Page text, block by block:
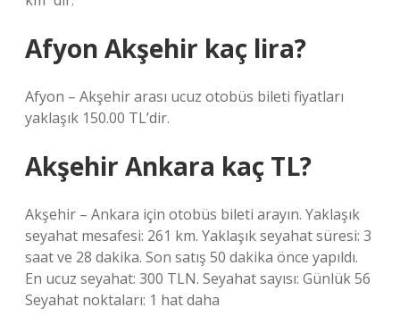
Afyon Akşehir kaç lira?
Afyon – Akşehir arası ucuz otobüs bileti fiyatları
yaklaşık 150.00 TL’dir.
Akşehir Ankara kaç TL?
Akşehir – Ankara için otobüs bileti arayın. Yaklaşık
seyahat mesafesi: 261 km. Yaklaşık seyahat süresi: 3
saat ve 28 dakika. Son satış 50 dakika önce yapıldı.
En ucuz seyahat: 300 TLN. Seyahat sayısı: Günlük 56
Seyahat noktaları: 1 hat daha